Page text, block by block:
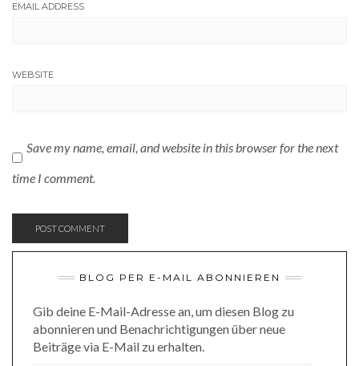
EMAIL ADDRESS
WEBSITE
Save my name, email, and website in this browser for the next
time I comment.
BLOG PER E-MAIL ABONNIEREN
Gib deine E-Mail-Adresse an, um diesen Blog zu
abonnieren und Benachrichtigungen über neue
Beiträge via E-Mail zu erhalten.